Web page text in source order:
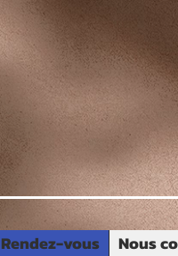
Rendez-vous Nous